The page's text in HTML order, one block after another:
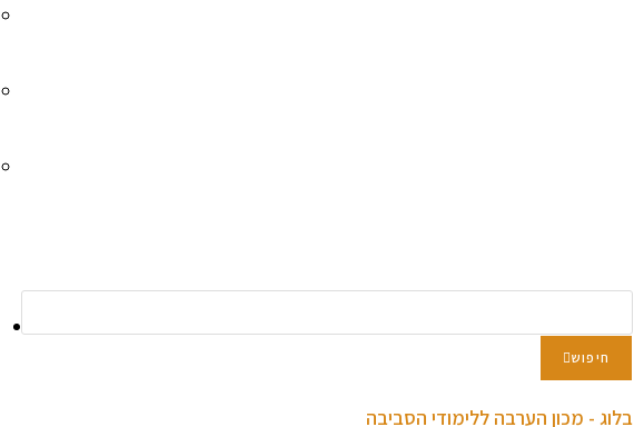
חיפוש
בלוג - מכון הערבה ללימודי הסביבה